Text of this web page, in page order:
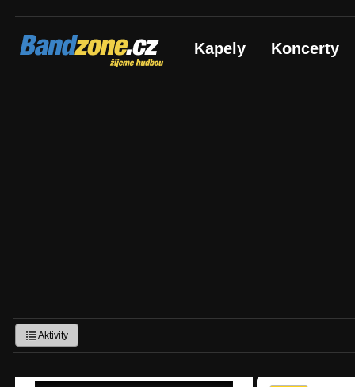
Bandzone.cz
žijeme hudbou Kapely Koncerty
Aktivity